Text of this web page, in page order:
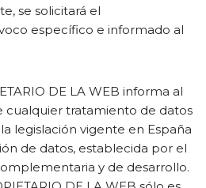
se solicitará el
específico e informado al
DE LA WEB informa al
cualquier tratamiento de datos
legislación vigente en España
de datos, establecida por el
y de desarrollo.